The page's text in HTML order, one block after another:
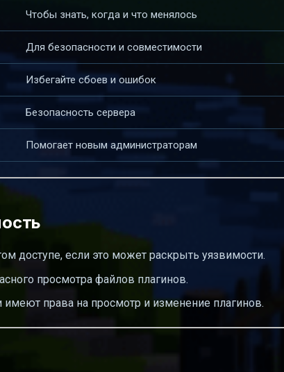
Чтобы знать, когда и что менялось
Для безопасности и совместимости
Избегайте сбоев и ошибок
Безопасность сервера
Помогает новым администраторам
доступе, если это может раскрыть уязвимости.
просмотра файлов плагинов.
права на просмотр и изменение плагинов.